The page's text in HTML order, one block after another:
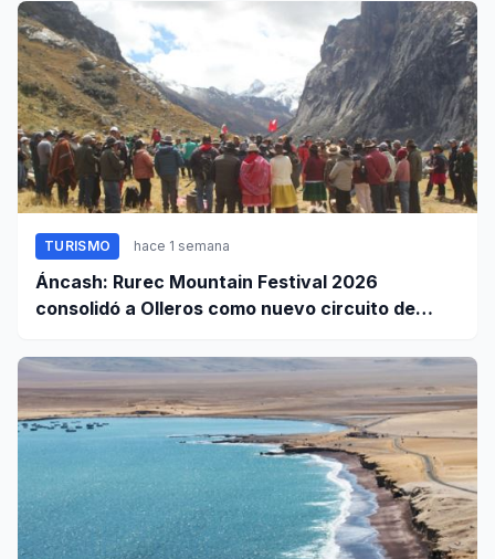
TURISMO hace 1 semana
Áncash: Rurec Mountain Festival 2026
consolidó a Olleros como nuevo circuito de